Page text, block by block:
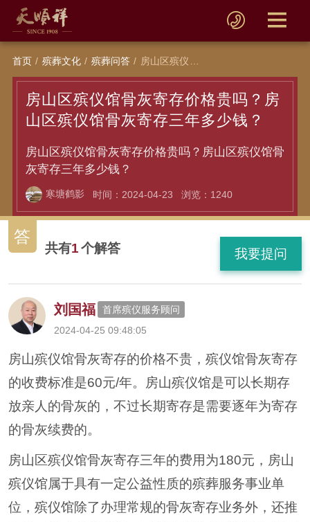
首页 殡葬文化 殡葬问答 房山区殡仪馆骨灰寄存价格贵吗？房山区殡仪馆骨灰寄存三年多少钱？
房山区殡仪馆骨灰寄存价格贵吗？房
山区殡仪馆骨灰寄存三年多少钱？
房山区殡仪馆骨灰寄存价格贵吗？房山区殡仪馆骨
灰寄存三年多少钱？
寒塘鹤影 时间：2024-04-23 浏览：1240
答
共有1个解答 我要提问
刘国福
首席殡仪服务顾问
2024-04-25 09:48:05
房山殡仪馆骨灰寄存的价格不贵，殡仪馆骨灰寄存
的收费标准是60元/年。房山殡仪馆是可以长期存
放亲人的骨灰的，不过长期寄存是需要逐年为寄存
的骨灰续费的。
房山区殡仪馆骨灰寄存三年的费用为180元，房山
殡仪馆属于具有一定公益性质的殡葬服务事业单
位，殡仪馆除了办理常规的骨灰寄存业务外，还推